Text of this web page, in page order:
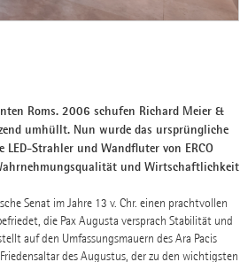
Roms. 2006 schufen Richard Meier &
umhüllt. Nun wurde das ursprüngliche
Strahler und Wandfluter von ERCO
und Wirtschaftlichkeit
Senat im Jahre 13 v. Chr. einen prachtvollen
die Pax Augusta versprach Stabilität und
auf den Umfassungsmauern des Ara Pacis
des Augustus, der zu den wichtigsten